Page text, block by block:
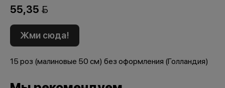
55,35 
Жми сюда!
15 роз (малиновые 50 см) без оформления (Голландия)